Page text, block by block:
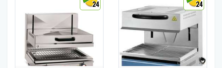
24 24